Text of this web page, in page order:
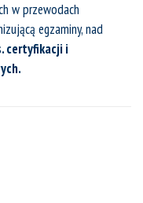
w przewodach
egzaminy, nad
certyfikacji i